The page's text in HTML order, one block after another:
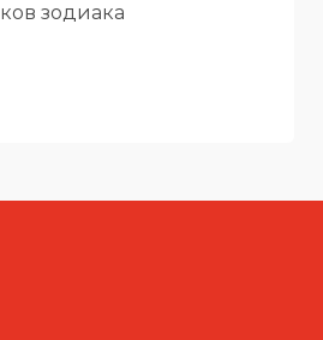
зодиака